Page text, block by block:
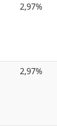
2,97%
2,97%